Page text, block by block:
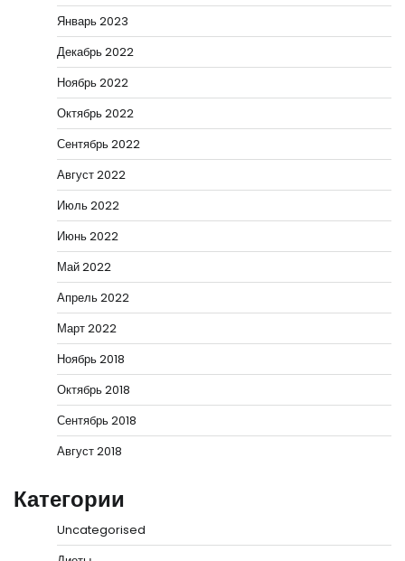
Январь 2023
Декабрь 2022
Ноябрь 2022
Октябрь 2022
Сентябрь 2022
Август 2022
Июль 2022
Июнь 2022
Май 2022
Апрель 2022
Март 2022
Ноябрь 2018
Октябрь 2018
Сентябрь 2018
Август 2018
Категории
Uncategorised